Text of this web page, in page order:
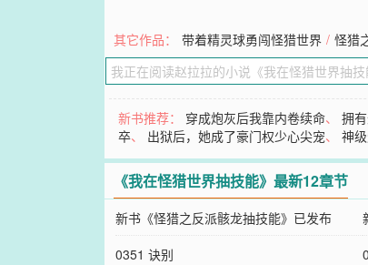
其它作品： 带着精灵球勇闯怪猎世界 / 怪猎
新书推荐： 穿成炮灰后我靠内卷续命、拥
卒、 出狱后，她成了豪门权少心尖宠、神
《我在怪猎世界抽技能》最新12章节
新书《怪猎之反派骸龙抽技能》已发布
&nbsp; &nbsp;
0351 诀别